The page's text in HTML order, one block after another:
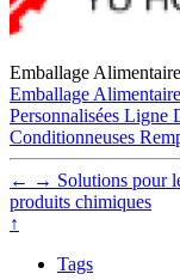
Emballage Alimentaire
Emballage Alimentaire
Personnalisées Ligne
Conditionneuses
← → Solutions pour
produits chimiques
↑
Tags